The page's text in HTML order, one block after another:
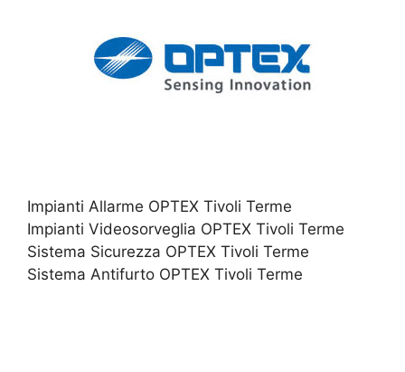
Impianti Allarme OPTEX Tivoli Terme
Impianti Videosorveglia OPTEX Tivoli Terme
Sistema Sicurezza OPTEX Tivoli Terme
Sistema Antifurto OPTEX Tivoli Terme